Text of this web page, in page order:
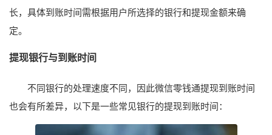
长，具体到账时间需根据用户所选择的银行和提现金额来确
定。
提现银行与到账时间
不同银行的处理速度不同，因此微信零钱通提现到账时间
也会有所差异，以下是一些常见银行的提现到账时间：